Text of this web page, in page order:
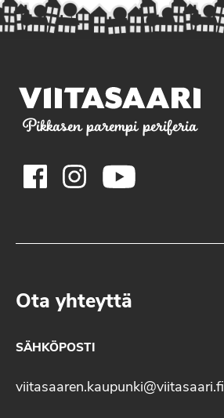
Pikkasen parempi periferia
Ota yhteyttä
SÄHKÖPOSTI
viitasaaren.kaupunki@viitasaari.fi